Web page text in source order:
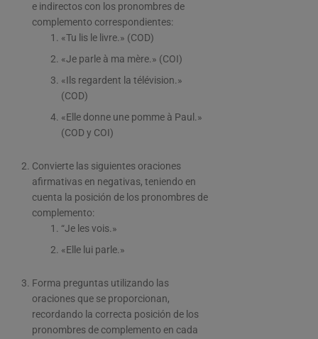
e indirectos con los pronombres de
complemento correspondientes:
«Tu lis le livre.» (COD)
«Je parle à ma mère.» (COI)
«Ils regardent la télévision.»
(COD)
«Elle donne une pomme à Paul.»
(COD y COI)
Convierte las siguientes oraciones
afirmativas en negativas, teniendo en
cuenta la posición de los pronombres de
complemento:
“Je les vois.»
«Elle lui parle.»
Forma preguntas utilizando las
oraciones que se proporcionan,
recordando la correcta posición de los
pronombres de complemento en cada